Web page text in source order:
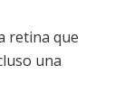
retina que
una